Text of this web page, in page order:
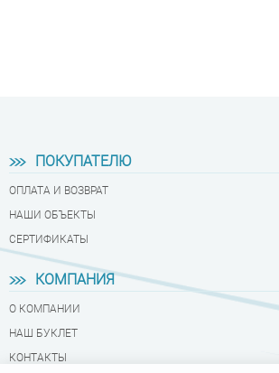
ПОКУПАТЕЛЮ
ОПЛАТА И ВОЗВРАТ
НАШИ ОБЪЕКТЫ
СЕРТИФИКАТЫ
КОМПАНИЯ
О КОМПАНИИ
НАШ БУКЛЕТ
КОНТАКТЫ